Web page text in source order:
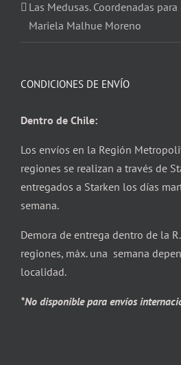
Las Medusas. Coordenadas
Mariela Malhue Moreno
CONDICIONES DE ENVÍO
Dentro de Chile:
Los envíos en la Región
regiones se realizan a través de
entregados a Starken los días
semana.
Demora de entrega dentro de la
regiones, máx. una semana
localidad.
*No disponible para envíos